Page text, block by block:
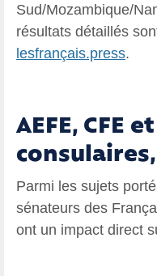
Sud/Mozambique/
résultats détaillés
lesfrançais.press.
AEFE, CFE
Parmi les sujets
sénateurs des
ont un impact direct